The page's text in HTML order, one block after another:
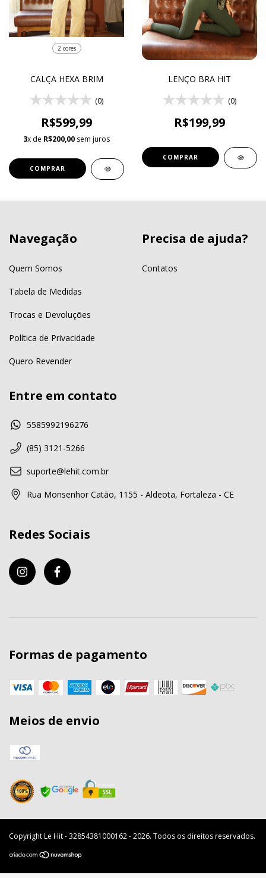
2 cores
CALÇA HEXA BRIM
(0)
R$599,99
3x de R$200,00 sem juros
COMPRAR
LENÇO BRA HIT
(0)
R$199,99
COMPRAR
Navegação
Quem Somos
Tabela de Medidas
Trocas e Devoluções
Política de Privacidade
Quero Revender
Precisa de ajuda?
Contatos
Entre em contato
5585992196276
(85) 3121-5266
suporte@lehit.com.br
Rua Monsenhor Catão, 1155 - Aldeota, Fortaleza - CE
Redes Sociais
Formas de pagamento
Meios de envio
Copyright Le Hit - 32854381000162 - 2026. Todos os direitos reservados.